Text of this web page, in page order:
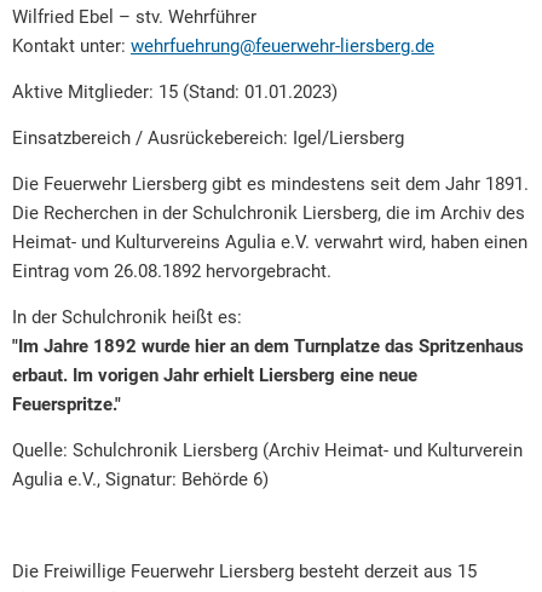
Wilfried Ebel – stv. Wehrführer
Kontakt unter: wehrfuehrung@feuerwehr-liersberg.de
Aktive Mitglieder: 15 (Stand: 01.01.2023)
Einsatzbereich / Ausrückebereich: Igel/Liersberg
Die Feuerwehr Liersberg gibt es mindestens seit dem Jahr 1891.
Die Recherchen in der Schulchronik Liersberg, die im Archiv des
Heimat- und Kulturvereins Agulia e.V. verwahrt wird, haben einen
Eintrag vom 26.08.1892 hervorgebracht.
In der Schulchronik heißt es:
"Im Jahre 1892 wurde hier an dem Turnplatze das Spritzenhaus
erbaut. Im vorigen Jahr erhielt Liersberg eine neue
Feuerspritze."
Quelle: Schulchronik Liersberg (Archiv Heimat- und Kulturverein
Agulia e.V., Signatur: Behörde 6)
Die Freiwillige Feuerwehr Liersberg besteht derzeit aus 15